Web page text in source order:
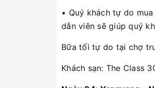
• Quý khách tự do
dẫn viên sẽ giúp quý
Bữa tối tự do tại chợ
Khách sạn: The Class